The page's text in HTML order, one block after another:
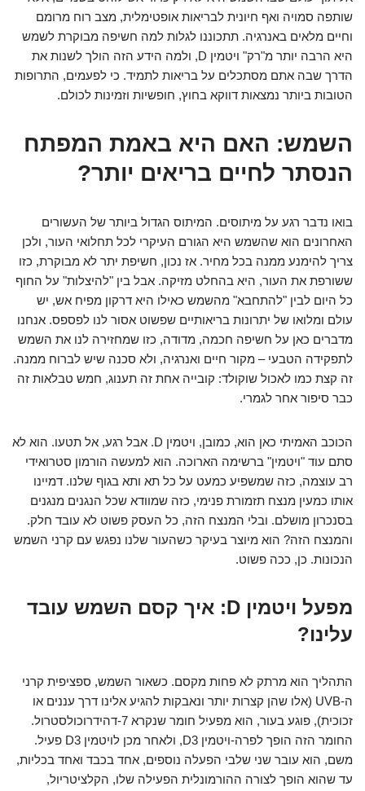
שותפה סמויה ואף חיונית לבריאות אופטימלית, מצב רוח מרומם
וחיים מלאים באנרגיה. תתכוננו לגלות למה חשיפה מבוקרת לשמש
היא הרבה יותר מ"רק" ויטמין D, ולמה הידע הזה הולך לשנות את
הדרך שבה אתם מסתכלים על בריאות לתמיד. כי לפעמים, התרופות
הטובות ביותר נמצאות דווקא בחוץ, חופשיות וזמינות לכולם.
השמש: האם היא באמת המפתח
הנסתר לחיים בריאים יותר?
בואו נדבר רגע על מיתוסים. המיתוס הגדול ביותר של העשורים
האחרונים הוא שהשמש היא הגורם העיקרי לכל תחלואי העור, ולכן
צריך להימנע ממנה בכל מחיר. אז נכון, חשיפת יתר לא מבוקרת, כזו
ששורפת את העור, היא בהחלט מזיקה. אבל בין "להיצלות" על החוף
כל היום לבין "להתחבא" מהשמש כאילו היא דרקון מפיח אש, יש
עולם ומלואו של יתרונות בריאותיים שפשוט אסור לנו לפספס. אנחנו
מדברים כאן על חשיפה חכמה, מדודה, כזו שמחזירה לנו את השמש
לתפקידה הטבעי – מקור חיים ואנרגיה, ולא סכנה שיש לברוח ממנה.
זה קצת כמו לאכול שוקולד: קובייה אחת זה תענוג, חמש טבלאות זה
כבר סיפור אחר לגמרי.
הכוכב האמיתי כאן הוא, כמובן, ויטמין D. אבל רגע, אל תטעו. הוא לא
סתם עוד "ויטמין" ברשימה הארוכה. הוא למעשה הורמון סטרואידי
רב עוצמה, כזה שמשפיע כמעט על כל תא ותא בגוף שלנו. דמיינו
אותו כמעין מנצח תזמורת פנימי, כזה שמוודא שכל הנגנים מנגנים
בסנכרון מושלם. ובלי המנצח הזה, כל העסק פשוט לא עובד חלק.
והמנצח הזה? הוא מיוצר בעיקר כשהעור שלנו נפגש עם קרני השמש
הנכונות. כן, ככה פשוט.
מפעל ויטמין D: איך קסם השמש עובד
עלינו?
התהליך הוא מרתק לא פחות מקסם. כשאור השמש, ספציפית קרני
ה-UVB (אלו שהן קצרות יותר ונאבקות להגיע אלינו דרך עננים או
זכוכית), פוגע בעור, הוא מפעיל חומר שנקרא 7-דהידרוכולסטרול.
החומר הזה הופך לפרה-ויטמין D3, ולאחר מכן לויטמין D3 פעיל.
משם, הוא עובר שני שלבי הפעלה נוספים, אחד בכבד ואחד בכליות,
עד שהוא הופך לצורה ההורמונלית הפעילה שלו, הקלציטריול,